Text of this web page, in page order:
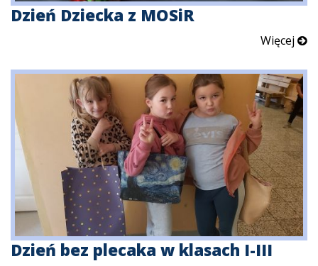
Dzień Dziecka z MOSiR
Więcej
Dzień bez plecaka w klasach I-III